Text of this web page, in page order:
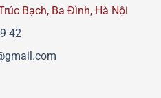
Bạch, Ba Đình, Hà Nội
42